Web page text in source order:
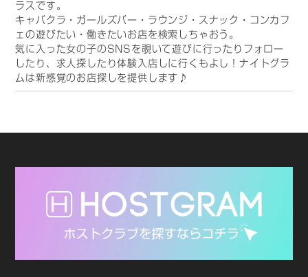
ラスです。
キャバクラ・ガールズバー・ラウンジ・スナック・コンカフ
ェの遊びたい・働きたいお店を検索しちゃおう。
気に入った女の子のSNSを覗いて遊びに行ったりフォロー
したり、求人探したり体験入店しに行くもよし！ナイトグラ
ムは新感覚のお店探しを提供します♪